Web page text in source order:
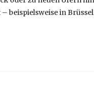
beispielsweise in